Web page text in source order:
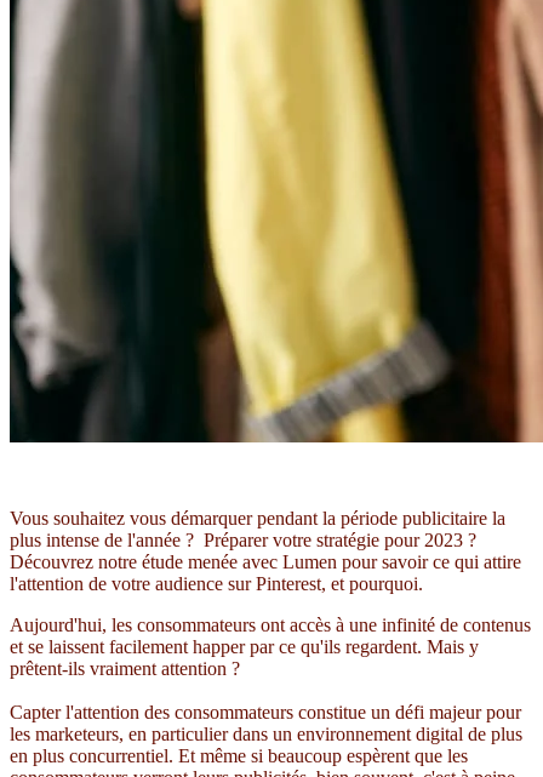
Vous souhaitez vous démarquer pendant la période publicitaire la
plus intense de l'année ? Préparer votre stratégie pour 2023 ?
Découvrez notre étude menée avec Lumen pour savoir ce qui attire
l'attention de votre audience sur Pinterest, et pourquoi.
Aujourd'hui, les consommateurs ont accès à une infinité de contenus
et se laissent facilement happer par ce qu'ils regardent. Mais y
prêtent-ils vraiment attention ?
Capter l'attention des consommateurs constitue un défi majeur pour
les marketeurs, en particulier dans un environnement digital de plus
en plus concurrentiel. Et même si beaucoup espèrent que les